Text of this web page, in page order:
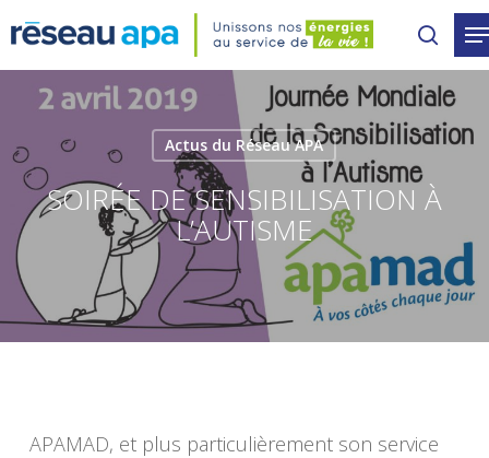
to
main
content
Actus du Réseau APA
SOIRÉE DE SENSIBILISATION À
L’AUTISME
APAMAD, et plus particulièrement son service